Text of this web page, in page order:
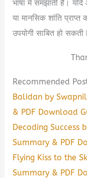
भाषा में समझाती है।
या मानसिक शांति
उपयोगी साबित हो सकती
Recommended
Balidan by
& PDF Download
Decoding Success
Summary & PDF
Flying Kiss to the
Summary & PDF